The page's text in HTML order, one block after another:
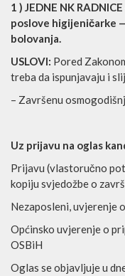
1 ) JEDNE NK
poslove higijeničarke
bolovanja.
USLOVI: Pored
treba da ispunjavaju i
– Završenu
Uz prijavu na oglas
Prijavu (vlastoručno
kopiju svjedožbe o
Nezaposleni, uvjerenje
Općinsko uvjerenje o
OSBiH
Oglas se objavljuje u